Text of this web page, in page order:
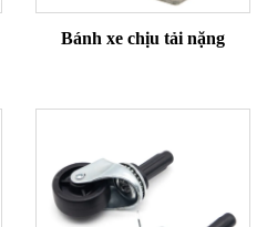
Bánh xe chịu tải nặng